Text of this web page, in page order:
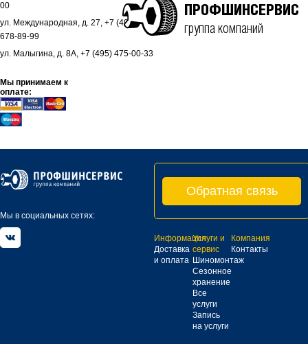
00
ул. Международная, д. 27, +7 (495)
678-89-99
ул. Малыгина, д. 8А, +7 (495) 475-00-33
Мы принимаем к
оплате:
ПРОФШИНСЕРВИС
группа компаний
Мы в социальных сетях:
Обратная связь
Информация
Доставка
и оплата
Услуги и
сервис
Шиномонтаж
Сезонное
хранение
Все
услуги
Запись
на услуги
Компания
Контакты